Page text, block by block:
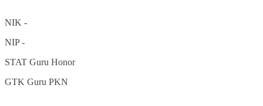
NIK -
NIP-
STAT Guru Honor
GTK Guru PKN